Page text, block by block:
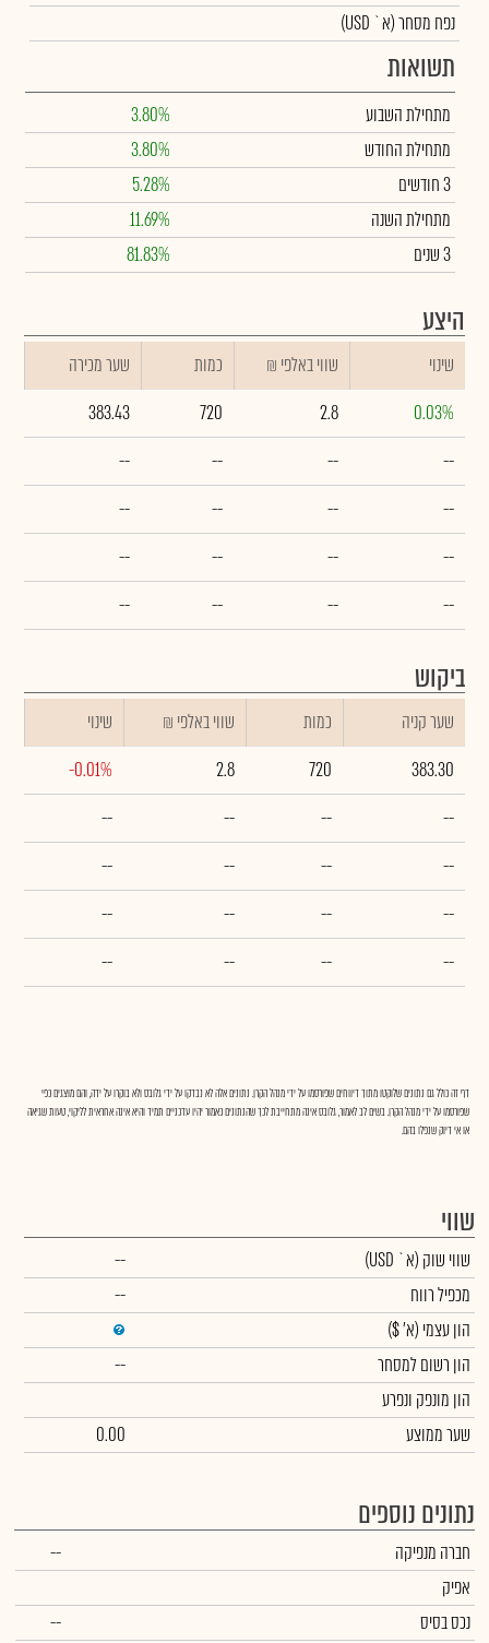
נפח מסחר(א` USD)
תשואות
מתחילת השבוע
3.80%
מתחילת החודש
3.80%
3 חודשים
5.28%
מתחילת השנה
11.69%
3 שנים
81.83%
היצע
שינוי ₪ שווי באלפי כמות
שער מכירה
0.03%
2.8
720
383.43
--
--
--
--
--
--
--
--
--
--
--
--
--
--
--
--
ביקוש
שער קניה כמות ₪ שווי באלפי
שינוי
383.30
720
2.8
-0.01%
--
--
--
--
--
--
--
--
--
--
--
--
--
--
--
--
דף זה כולל גם נתונים שלוקטו מתוך דיווחים שפורסמו על ידי מנהל הקרן. נתונים אלה לא נבדקו על ידי גלובס ולא בוקרו על ידה, והם מוצגים כפי
שפורסמו על ידי מנהל הקרן. בשים לב לאמור, גלובס אינה מתחייבת לכך שהנתונים כאמור יהיו עדכניים תמיד והיא אינה אחראית לליקוי, טעות שגיאה
או אי דיוק שנפלו בהם.
שווי
שווי שוק (א` USD)
--
מכפיל רווח
--
הון עצמי (א' $)
הון רשום למסחר
--
הון מונפק ונפרע
שער ממוצע
0.00
נתונים נוספים
חברה מנפיקה
--
אפיק
נכס בסיס
--